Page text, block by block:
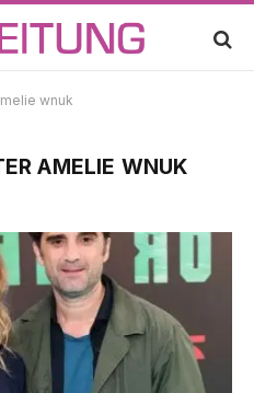
wnuk
AMELIE WNUK